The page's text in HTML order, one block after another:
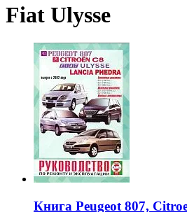
Fiat Ulysse
Книга Peugeot 807,